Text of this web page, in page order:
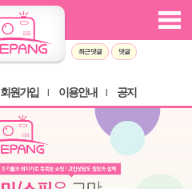
최근 댓글 댓글
회원가입 이용안내 공지